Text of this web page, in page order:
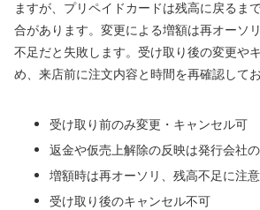
ますが、プリペイドカードは残高に戻るま
合があります。変更による増額は再オーソ
不足だと失敗します。受け取り後の変更や
め、来店前に注文内容と時間を再確認して
受け取り前のみ変更・キャンセル可
返金や仮売上解除の反映は発行会社
増額時は再オーソリ、残高不足に注意
受け取り後のキャンセル不可